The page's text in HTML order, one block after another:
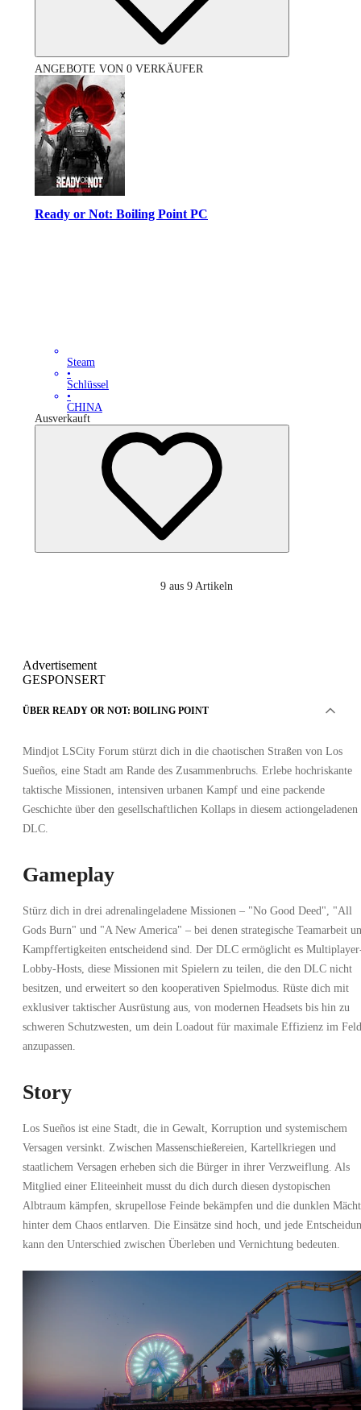
ANGEBOTE VON 0 VERKÄUFER
Ready or Not: Boiling Point PC
Steam
•
Schlüssel
•
CHINA
Ausverkauft
9 aus 9 Artikeln
Advertisement
GESPONSERT
ÜBER READY OR NOT: BOILING POINT
Mindjot LSCity Forum stürzt dich in die chaotischen Straßen von Los
Sueños, eine Stadt am Rande des Zusammenbruchs. Erlebe hochriskante
taktische Missionen, intensiven urbanen Kampf und eine packende
Geschichte über den gesellschaftlichen Kollaps in diesem actiongeladenen
DLC.
Gameplay
Stürz dich in drei adrenalingeladene Missionen – "No Good Deed", "All
Gods Burn" und "A New America" – bei denen strategische Teamarbeit
Kampffertigkeiten entscheidend sind. Der DLC ermöglicht es
Lobby-Hosts, diese Missionen mit Spielern zu teilen, die den DLC nicht
besitzen, und erweitert so den kooperativen Spielmodus. Rüste dich mit
exklusiver taktischer Ausrüstung aus, von modernen Headsets bis hin zu
schweren Schutzwesten, um dein Loadout für maximale Effizienz im Feld
anzupassen.
Story
Los Sueños ist eine Stadt, die in Gewalt, Korruption und systemischem
Versagen versinkt. Zwischen Massenschießereien, Kartellkriegen und
staatlichem Versagen erheben sich die Bürger in ihrer Verzweiflung. Als
Mitglied einer Eliteeinheit musst du dich durch diesen dystopischen
Albtraum kämpfen, skrupellose Feinde bekämpfen und die dunklen
hinter dem Chaos entlarven. Die Einsätze sind hoch, und jede
kann den Unterschied zwischen Überleben und Vernichtung bedeuten.